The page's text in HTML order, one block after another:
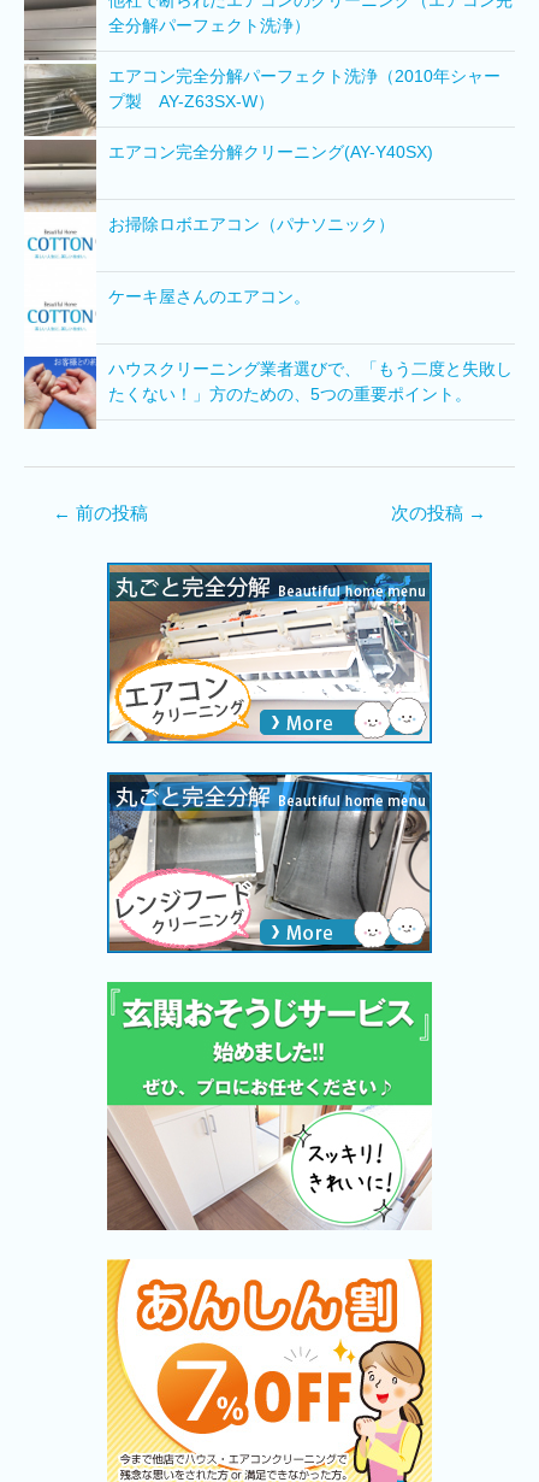
全分解パーフェクト洗浄）
エアコン完全分解パーフェクト洗浄（2010年シャー
プ製 AY-Z63SX-W）
エアコン完全分解クリーニング(AY-Y40SX)
お掃除ロボエアコン（パナソニック）
ケーキ屋さんのエアコン。
ハウスクリーニング業者選びで、「もう二度と失敗し
たくない！」方のための、5つの重要ポイント。
← 前の投稿 次の投稿 →